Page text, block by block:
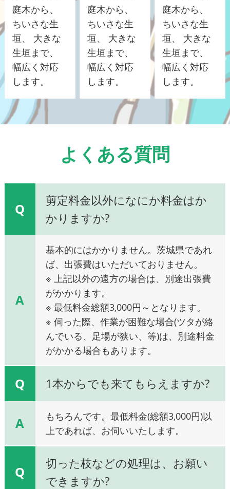
庭木から、
ちいさな生
垣、 大きな
生垣まで、
幅広く対応
します。
庭木から、
ちいさな生
垣、 大きな
生垣まで、
幅広く対応
します。
庭木から、
ちいさな生
垣、 大きな
生垣まで、
幅広く対応
します。
よくある質問
Q
剪定料金以外になにか料金はか
かりますか?
A
基本的にはかかりません。茨城県であれ
ば、出張費はいただいておりません。
※ 上記以外の遠方の場合は、別途出張費
がかかります。
※ 最低料金総額3,000円～となります。
※ 伺った際、作業が困難な場合(ツタが絡
んでいる、足場が狭い、等)は、別途料金
がかかる場合もあります。
Q 1本からでも来てもらえますか?
A
もちろんです。最低料金(総額3,000円)以
上であれば、お伺いいたします。
Q
切った枝などの処理は、お願い
できますか?